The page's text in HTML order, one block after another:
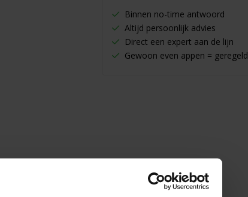
Binnen no-time antwoord
Altijd persoonlijk advies
Direct een expert aan de lijn
Gewoon even appen = geregeld